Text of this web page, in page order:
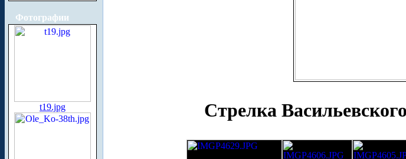
Фотографии
t19.jpg Стрелка